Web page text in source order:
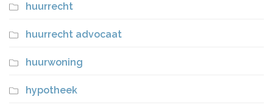
huurrecht
huurrecht advocaat
huurwoning
hypotheek